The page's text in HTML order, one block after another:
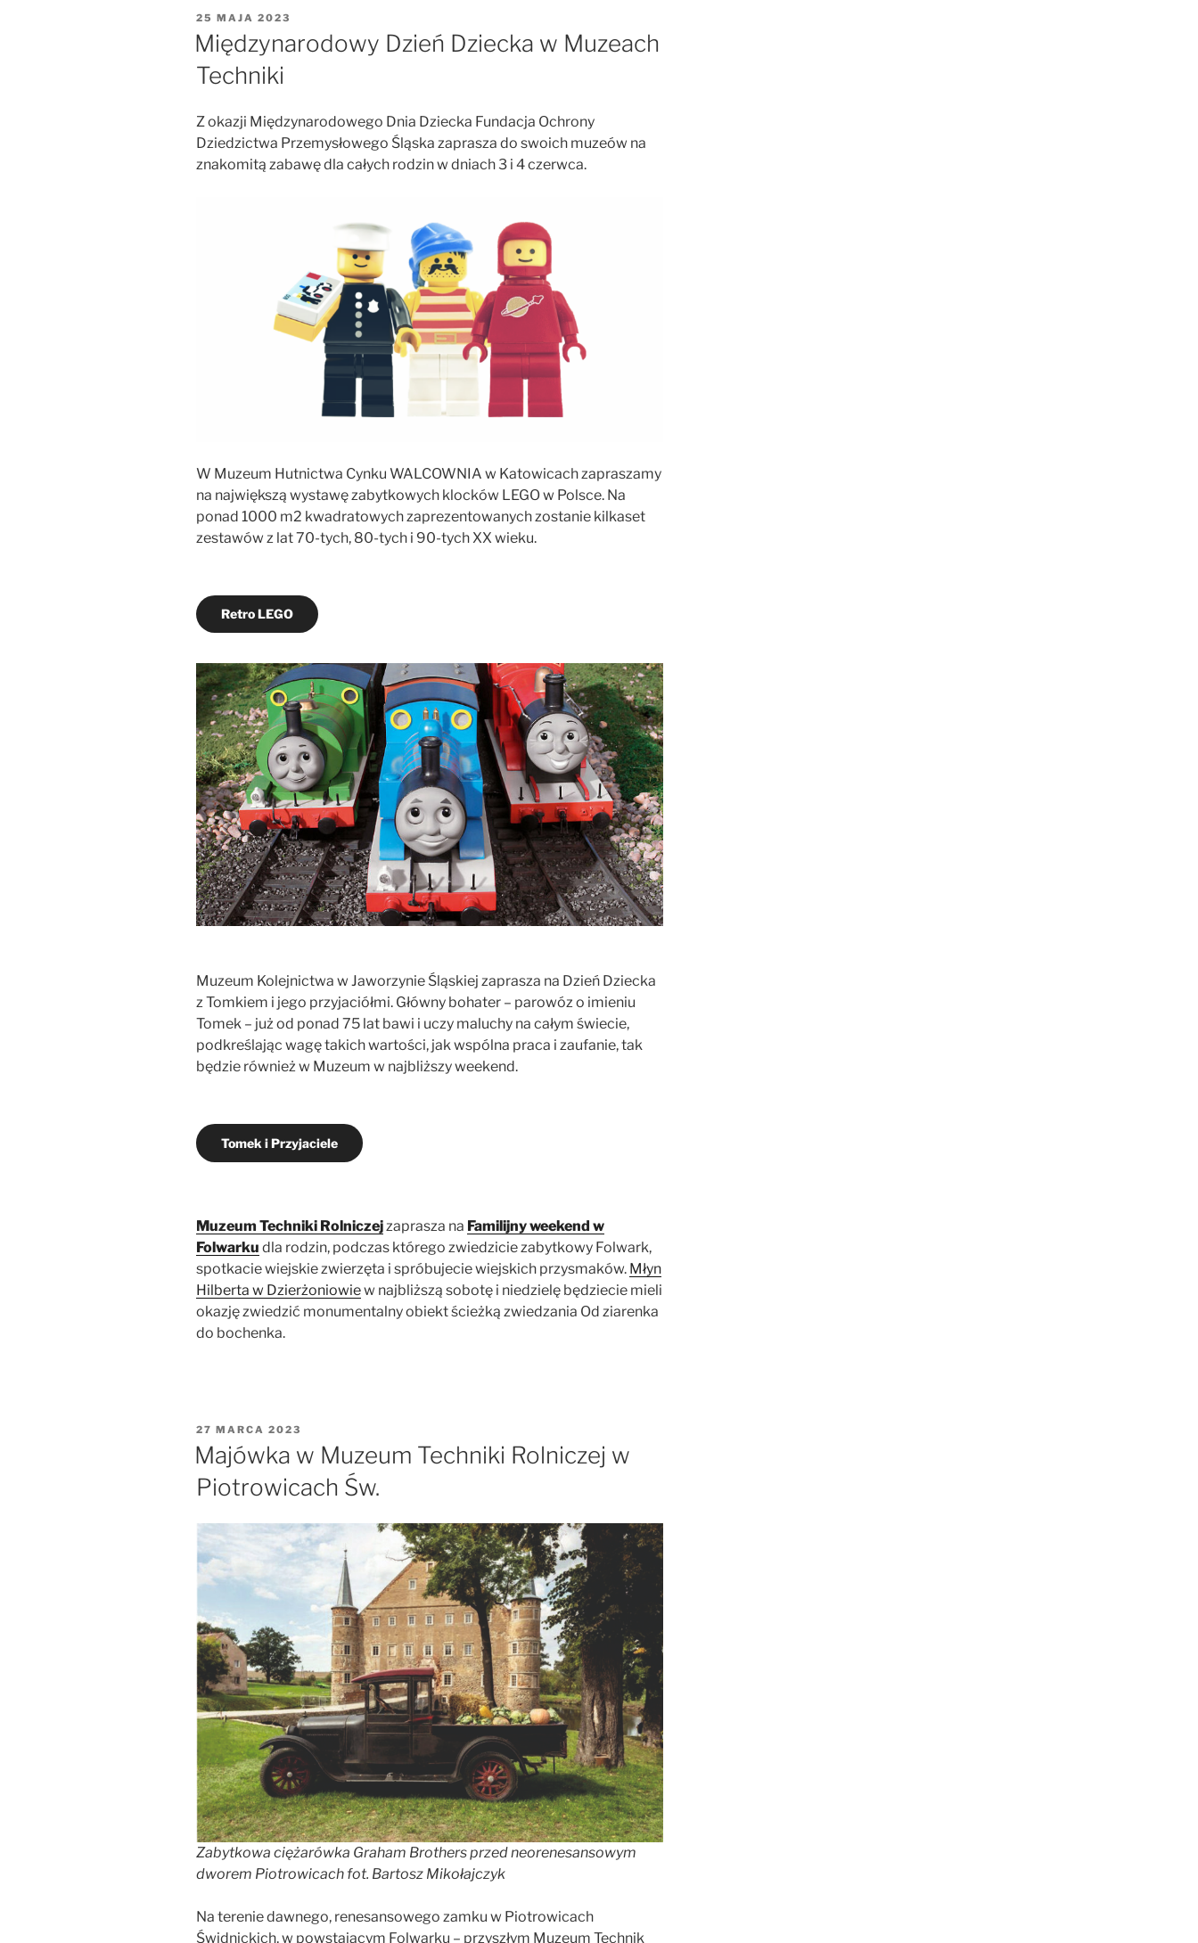
OPUBLIKOWANE
W
25 MAJA 2023
Międzynarodowy Dzień Dziecka w Muzeach
Techniki
Z okazji Międzynarodowego Dnia Dziecka Fundacja Ochrony
Dziedzictwa Przemysłowego Śląska zaprasza do swoich muzeów na
znakomitą zabawę dla całych rodzin w dniach 3 i 4 czerwca.
W Muzeum Hutnictwa Cynku WALCOWNIA w Katowicach zapraszamy
na największą wystawę zabytkowych klocków LEGO w Polsce. Na
ponad 1000 m2 kwadratowych zaprezentowanych zostanie kilkaset
zestawów z lat 70-tych, 80-tych i 90-tych XX wieku.
Retro LEGO
Muzeum Kolejnictwa w Jaworzynie Śląskiej zaprasza na Dzień Dziecka
z Tomkiem i jego przyjaciółmi. Główny bohater – parowóz o imieniu
Tomek – już od ponad 75 lat bawi i uczy maluchy na całym świecie,
podkreślając wagę takich wartości, jak wspólna praca i zaufanie, tak
będzie również w Muzeum w najbliższy weekend.
Tomek i Przyjaciele
Muzeum Techniki Rolniczej zaprasza na Familijny weekend w
Folwarku dla rodzin, podczas którego zwiedzicie zabytkowy Folwark,
spotkacie wiejskie zwierzęta i spróbujecie wiejskich przysmaków. Młyn
Hilberta w Dzierżoniowiew najbliższą sobotę i niedzielę będziecie mieli
okazję zwiedzić monumentalny obiekt ścieżką zwiedzania Od ziarenka
do bochenka.
OPUBLIKOWANE
27 MARCA 2023
Majówka w Muzeum Techniki Rolniczej w
Piotrowicach Św.
Zabytkowa ciężarówka Graham Brothers przed neorenesansowym
dworem Piotrowicach fot. Bartosz Mikołajczyk
Na terenie dawnego, renesansowego zamku w Piotrowicach
Świdnickich, w powstającym Folwarku – przyszłym Muzeum Technik